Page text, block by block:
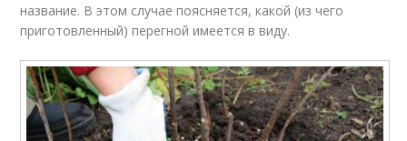
название. В этом случае поясняется, какой (из чего
приготовленный) перегной имеется в виду.